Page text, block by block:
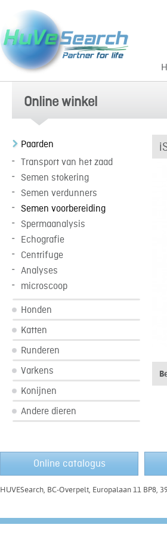
Online winkel
Paarden
Transport van het zaad
Semen stokering
Semen verdunners
Semen voorbereiding
Spermaanalysis
Echografie
Centrifuge
Analyses
microscoop
Honden
Katten
Runderen
Varkens
Konijnen
Andere dieren
Online catalogus
HUVESearch, BC-Overpelt, Europalaan 11 BP8,